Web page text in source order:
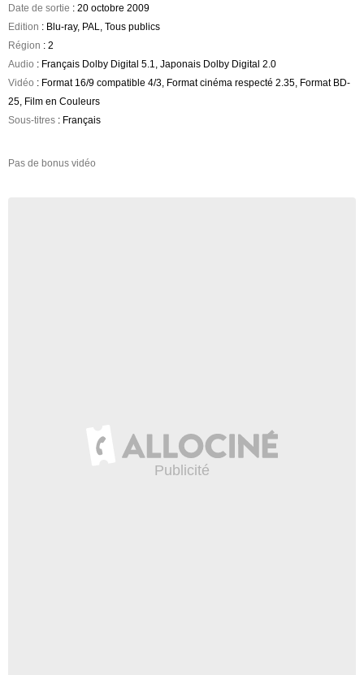
Date de sortie : 20 octobre 2009
Edition : Blu-ray, PAL, Tous publics
Région : 2
Audio : Français Dolby Digital 5.1, Japonais Dolby Digital 2.0
Vidéo : Format 16/9 compatible 4/3, Format cinéma respecté 2.35, Format BD-
25, Film en Couleurs
Sous-titres : Français
Pas de bonus vidéo